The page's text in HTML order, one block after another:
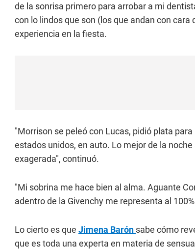
de la sonrisa primero para arrobar a mi
con lo lindos que son (los que andan con
experiencia en la fiesta.
"Morrison se peleó con Lucas, pidió plata
estados unidos, en auto. Lo mejor de la
exagerada", continuó.
"Mi sobrina me hace bien al alma. Aguante
adentro de la Givenchy me representa al
Lo cierto es que Jimena Barón sabe cómo
que es toda una experta en materia de